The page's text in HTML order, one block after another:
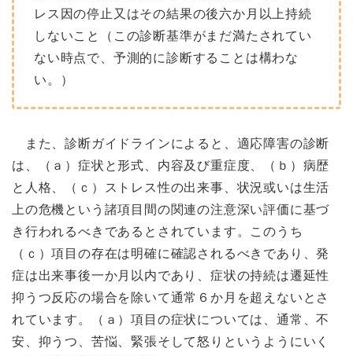
レス因の停止又はその結果の後六か月以上持続
しないこと（この診断基準がまだ満たされてい
ない時点で、予測的に診断することは構わな
い。）
また、診断ガイドラインによると、適応障害の診断
は、（ａ）症状と形式、内容及び重症度、（ｂ）病歴
と人格、（ｃ）ストレス性の出来事、状況或いは生活
上の危機という諸項目間の関連の注意深い評価に基づ
き行われるべきであるとされています。このうち
（ｃ）項目の存在は明確に確認されるべきであり、発
症は出来事後一か月以内であり、症状の持続は遷延性
抑うつ反応の場合を除いて通常６か月を超えないとさ
れています。（ａ）項目の症状については、通常、不
安、抑うつ、苦悩、緊張そして怒りというようにいく